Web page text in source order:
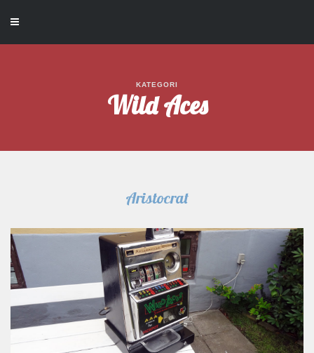
KATEGORI
Wild Aces
Aristocrat